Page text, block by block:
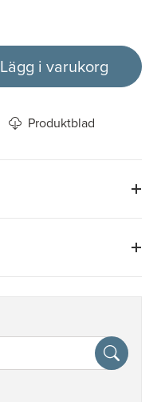
Lägg i varukorg
Produktblad